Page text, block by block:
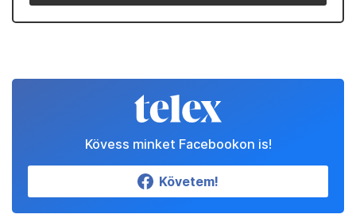
Kövess minket Facebookon is!
Követem!